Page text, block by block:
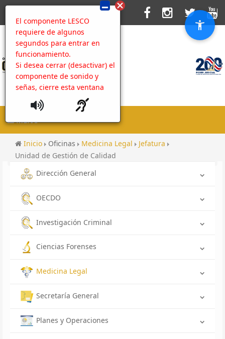
El componente LESCO
requiere de algunos
segundos para entrar en
funcionamiento.
Si desea cerrar (desactivar) el
componente de sonido y
señas, cierre esta ventana
MENU
Inicio Oficinas Medicina Legal
Jefatura
Unidad de Gestión de Calidad
Dirección General
OECDO
Investigación Criminal
Ciencias Forenses
Medicina Legal
Secretaría General
Planes y Operaciones